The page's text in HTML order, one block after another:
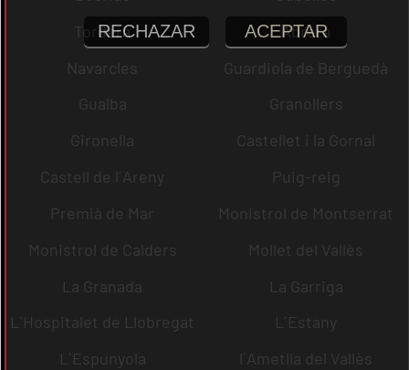
Tordera
Abrera
Navarcles
Guardiola de Berguedà
Gualba
Granollers
Gironella
Castellet i la Gornal
Castell de l´Areny
Puig-reig
Premià de Mar
Monistrol de Montserrat
Monistrol de Calders
Mollet del Vallès
La Granada
La Garriga
L´Hospitalet de Llobregat
L´Estany
L´Espunyola
l´Ametlla del Vallès
RECHAZAR ACEPTAR